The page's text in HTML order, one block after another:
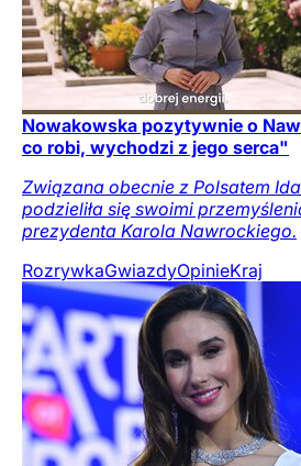
Nowakowska pozytywnie o
co robi, wychodzi z jego serca"
Związana obecnie z Polsatem
podzieliła się swoimi
prezydenta Karola Nawrockiego.
RozrywkaGwiazdyOpinieKraj